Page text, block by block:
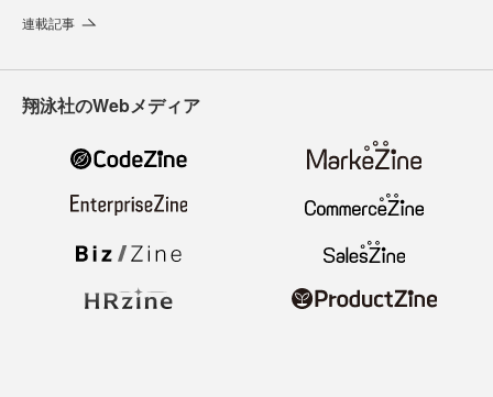
連載記事
翔泳社のWebメディア